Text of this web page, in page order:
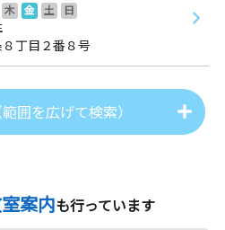
木 金 土
日
丁目２番８号
囲を広げて検索）
案内も行っています